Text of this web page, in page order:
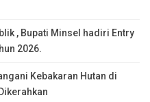
, Bupati Minsel hadiri Entry
2026.
Kebakaran Hutan di